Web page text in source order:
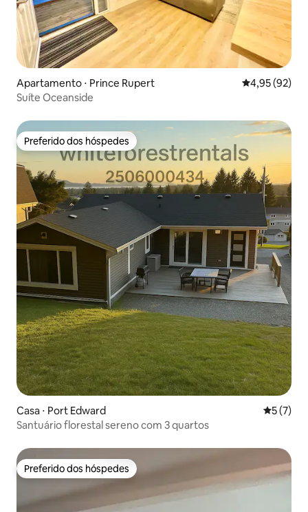
Apartamento ⋅ Prince Rupert 4,95 de uma
4,95 (92)
Suíte Oceanside
Preferido dos hóspedes
Preferido dos hóspedes
Casa ⋅ Port Edward 5 de
5 (7)
Santuário florestal sereno com 3 quartos
Preferido dos hóspedes
Preferido dos hóspedes